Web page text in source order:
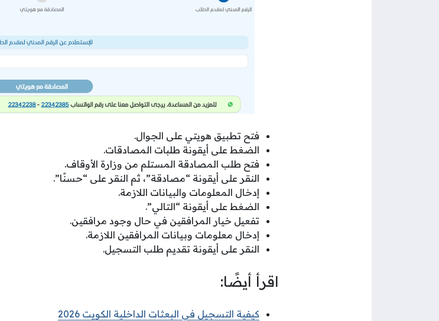
فتح تطبيق هويتي على الجوال.
الضغط على أيقونة طلبات المصادقات.
فتح طلب المصادقة المستلم من وزارة الأوقاف.
النقر على أيقونة “مصادقة”، ثم النقر على “حسنًا”.
إدخال المعلومات والبيانات اللازمة.
الضغط على أيقونة “التالي”.
تفعيل خيار المرافقين في حال وجود مرافقين.
إدخال معلومات وبيانات المرافقين اللازمة.
النقر على أيقونة تقديم طلب التسجيل.
اقرأ أيضًا:
كيفية التسجيل في البعثات الداخلية الكويت 2026